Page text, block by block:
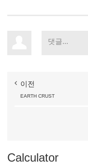
이전
EARTH CRUST
Calculator